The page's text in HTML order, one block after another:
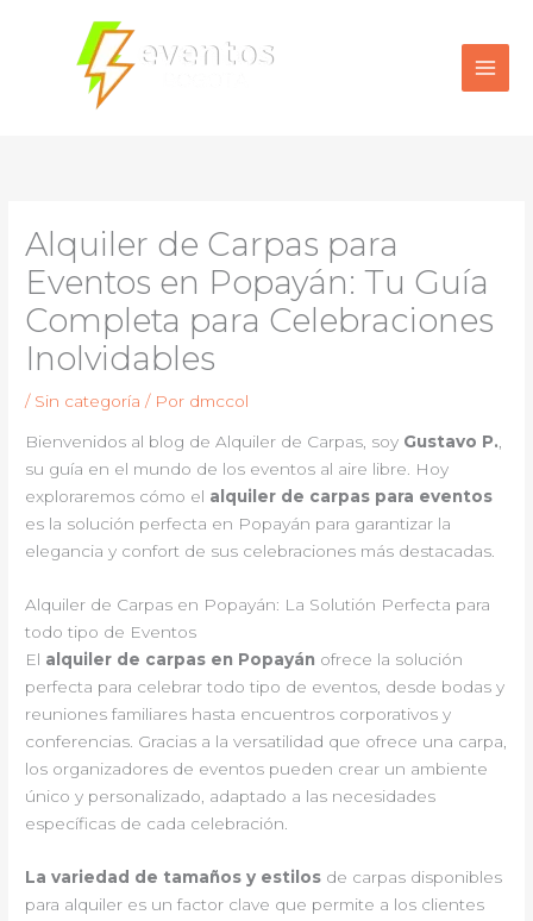
contenido
Alquiler de Carpas para
Eventos en Popayán: Tu Guía
Completa para Celebraciones
Inolvidables
/ Sin categoría / Por dmccol
Bienvenidos al blog de Alquiler de Carpas, soy Gustavo P.,
su guía en el mundo de los eventos al aire libre. Hoy
exploraremos cómo el alquiler de carpas para eventos
es la solución perfecta en Popayán para garantizar la
elegancia y confort de sus celebraciones más destacadas.
Alquiler de Carpas en Popayán: La Solutión Perfecta para
todo tipo de Eventos
El alquiler de carpas en Popayán ofrece la solución
perfecta para celebrar todo tipo de eventos, desde bodas y
reuniones familiares hasta encuentros corporativos y
conferencias. Gracias a la versatilidad que ofrece una carpa,
los organizadores de eventos pueden crear un ambiente
único y personalizado, adaptado a las necesidades
específicas de cada celebración.
La variedad de tamaños y estilos de carpas disponibles
para alquiler es un factor clave que permite a los clientes